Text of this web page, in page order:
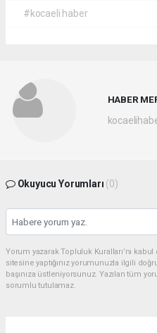
#kocaeli haber
HABER
Okuyucu Yorumları (0)
Yorum yazarak Topluluk Kuralları’nı
sitesine yaptığınız yorumunuzla ilgili
başınıza üstleniyorsunuz. Yazılan tüm
sorumlu tutulamaz.